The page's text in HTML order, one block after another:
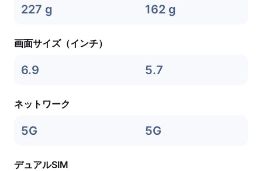
227 g 162 g
画面サイズ（インチ）
6.9 5.7
ネットワーク
5G 5G
デュアルSIM